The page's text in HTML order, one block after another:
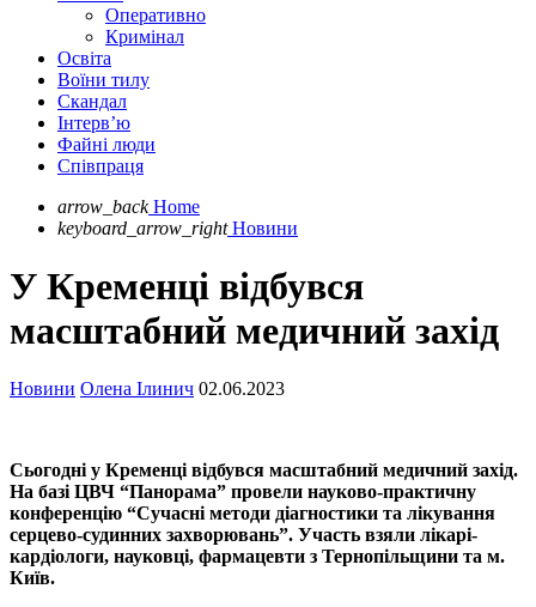
Оперативно
Кримінал
Освіта
Воїни тилу
Скандал
Інтерв’ю
Файні люди
Співпраця
arrow_back Home
keyboard_arrow_right Новини
У Кременці відбувся
масштабний медичний захід
Новини Олена Ілинич 02.06.2023
Сьогодні у Кременці відбувся масштабний медичний захід.
На базі ЦВЧ “Панорама” провели науково-практичну
конференцію “Сучасні методи діагностики та лікування
серцево-судинних захворювань”. Участь взяли лікарі-
кардіологи, науковці, фармацевти з Тернопільщини та м.
Київ.